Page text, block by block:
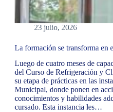
23 julio, 2026
La formación se transforma en
Luego de cuatro meses de
del Curso de Refrigeración y
su etapa de prácticas en las
Municipal, donde ponen en
conocimientos y habilidades
cursado. Esta instancia les…